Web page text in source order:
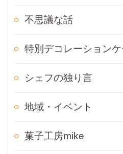
不思議な話
特別デコレーションケ
シェフの独り言
地域・イベント
菓子工房mike